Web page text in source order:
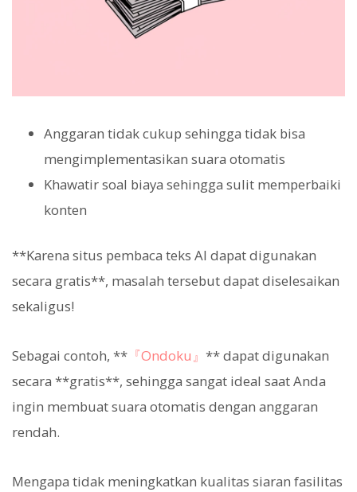
Anggaran tidak cukup sehingga tidak bisa
mengimplementasikan suara otomatis
Khawatir soal biaya sehingga sulit memperbaiki
konten
**Karena situs pembaca teks AI dapat digunakan
secara gratis**, masalah tersebut dapat diselesaikan
sekaligus!
Sebagai contoh, ** 『Ondoku』 ** dapat digunakan
secara **gratis**, sehingga sangat ideal saat Anda
ingin membuat suara otomatis dengan anggaran
rendah.
Mengapa tidak meningkatkan kualitas siaran fasilitas